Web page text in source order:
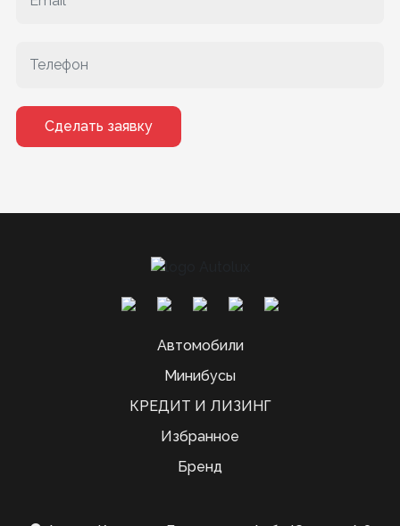
Сделать заявку
Автомобили
Минибусы
КРЕДИТ И ЛИЗИНГ
Избранное
Бренд